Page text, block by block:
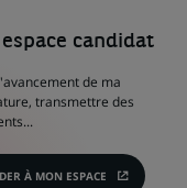
candidat
de ma
transmettre des
À MON ESPACE